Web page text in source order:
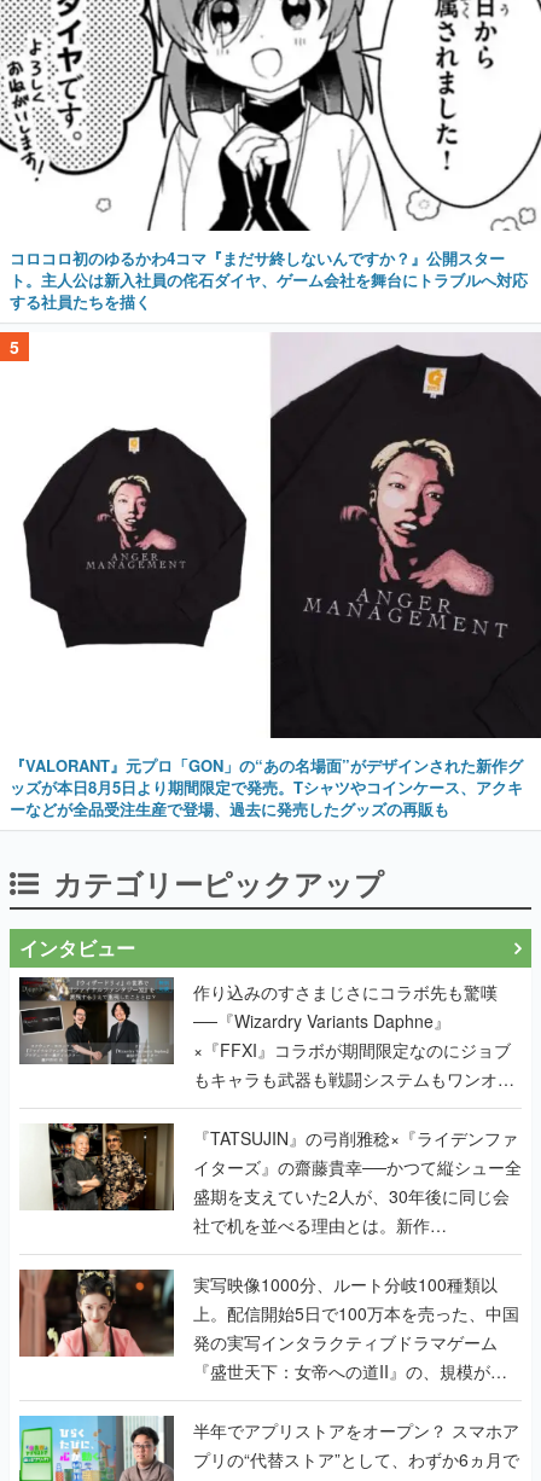
コロコロ初のゆるかわ4コマ『まだサ終しないんですか？』公開スター
ト。主人公は新入社員の侘石ダイヤ、ゲーム会社を舞台にトラブルへ対応
する社員たちを描く
5
『VALORANT』元プロ「GON」の“あの名場面”がデザインされた新作グ
ッズが本日8月5日より期間限定で発売。Tシャツやコインケース、アクキ
ーなどが全品受注生産で登場、過去に発売したグッズの再販も
カテゴリーピックアップ
インタビュー
作り込みのすさまじさにコラボ先も驚嘆
──『Wizardry Variants Daphne』
×『FFXI』コラボが期間限定なのにジョブ
もキャラも武器も戦闘システムもワンオフ
で作り込まれた理由を両ディレクターに聞
く
『TATSUJIN』の弓削雅稔×『ライデンファ
イターズ』の齋藤貴幸──かつて縦シュー全
盛期を支えていた2人が、30年後に同じ会
社で机を並べる理由とは。新作
『TATSUJIN EXTREME』で初タッグを組
んだレジェンド2人に訊く開発秘話
実写映像1000分、ルート分岐100種類以
上。配信開始5日で100万本を売った、中国
発の実写インタラクティブドラマゲーム
『盛世天下：女帝への道II』の、規模が違
うこだわりをプロデューサーに聞いた
半年でアプリストアをオープン？ スマホア
プリの“代替ストア”として、わずか6ヵ月で